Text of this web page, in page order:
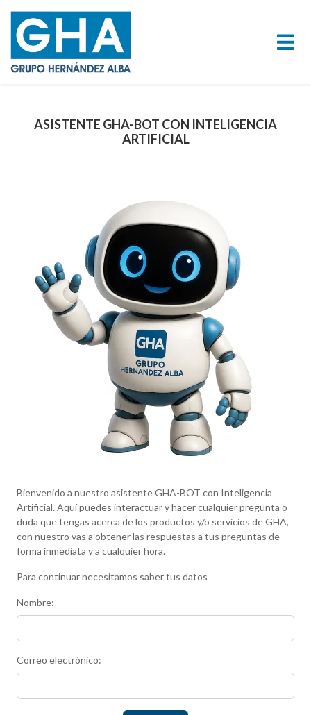
ASISTENTE GHA-BOT CON INTELIGENCIA
ARTIFICIAL
Bienvenido a nuestro asistente GHA-BOT con Inteligencia
Artificial. Aquí puedes interactuar y hacer cualquier pregunta o
duda que tengas acerca de los productos y/o servicios de GHA,
con nuestro vas a obtener las respuestas a tus preguntas de
forma inmediata y a cualquier hora.
Para continuar necesitamos saber tus datos
Nombre:
Correo electrónico: